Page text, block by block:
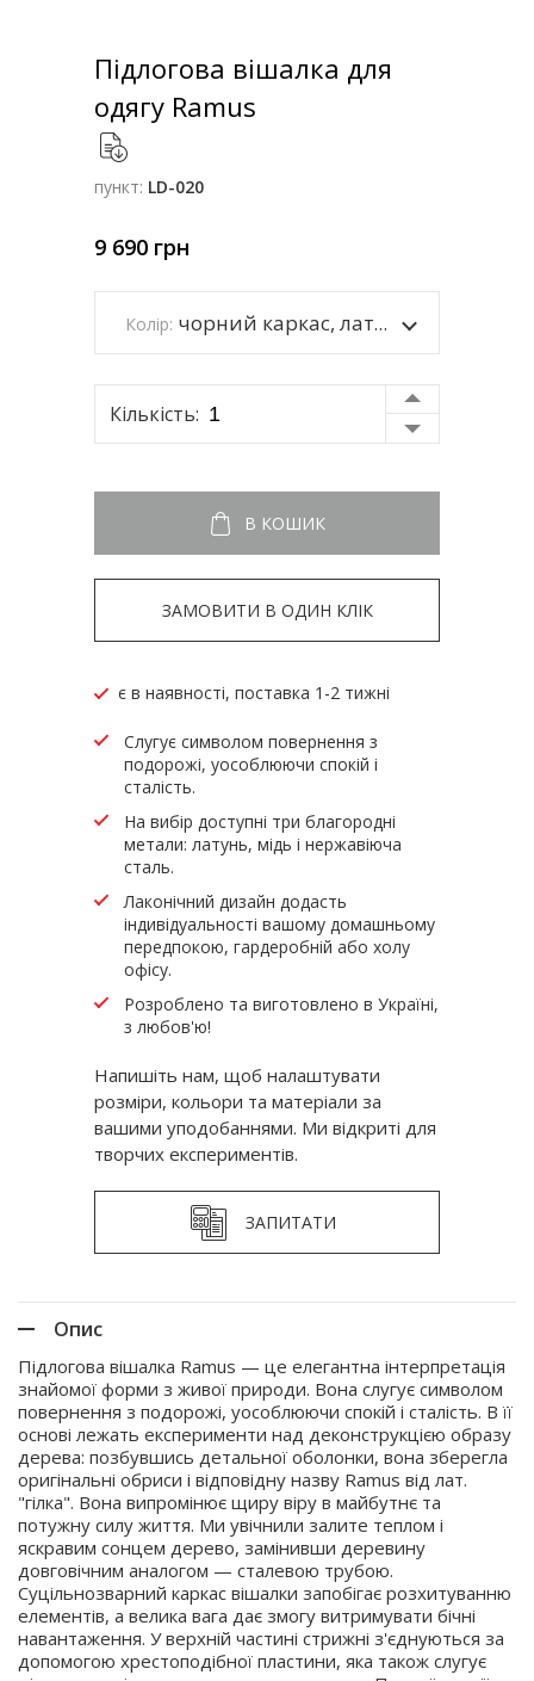
Підлогова вішалка для
одягу Ramus
пункт: LD-020
9 690 грн
Колір: чорний каркас, латунь
Кількість:
В КОШИК
ЗАМОВИТИ В ОДИН КЛІК
є в наявності, поставка 1-2 тижні
Слугує символом повернення з
подорожі, уособлюючи спокій і
сталість.
На вибір доступні три благородні
метали: латунь, мідь і нержавіюча
сталь.
Лаконічний дизайн додасть
індивідуальності вашому домашньому
передпокою, гардеробній або холу
офісу.
Розроблено та виготовлено в Україні,
з любов'ю!
Напишіть нам, щоб налаштувати
розміри, кольори та матеріали за
вашими уподобаннями. Ми відкриті для
творчих експериментів.
ЗАПИТАТИ
Опис
Підлогова вішалка Ramus — це елегантна інтерпретація
знайомої форми з живої природи. Вона слугує символом
повернення з подорожі, уособлюючи спокій і сталість. В її
основі лежать експерименти над деконструкцією образу
дерева: позбувшись детальної оболонки, вона зберегла
оригінальні обриси і відповідну назву Ramus від лат.
"гілка". Вона випромінює щиру віру в майбутнє та
потужну силу життя. Ми увічнили залите теплом і
яскравим сонцем дерево, замінивши деревину
довговічним аналогом — сталевою трубою.
Суцільнозварний каркас вішалки запобігає розхитуванню
елементів, а велика вага дає змогу витримувати бічні
навантаження. У верхній частині стрижні з'єднуються за
допомогою хрестоподібної пластини, яка також слугує